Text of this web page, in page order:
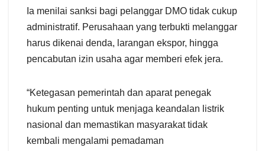
Ia menilai sanksi bagi pelanggar DMO tidak cukup
administratif. Perusahaan yang terbukti melanggar
harus dikenai denda, larangan ekspor, hingga
pencabutan izin usaha agar memberi efek jera.
“Ketegasan pemerintah dan aparat penegak
hukum penting untuk menjaga keandalan listrik
nasional dan memastikan masyarakat tidak
kembali mengalami pemadaman